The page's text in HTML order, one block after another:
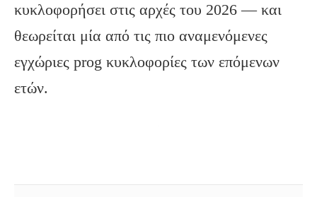
κυκλοφορήσει στις αρχές του 2026 — και
θεωρείται μία από τις πιο αναμενόμενες
εγχώριες prog κυκλοφορίες των επόμενων
ετών.